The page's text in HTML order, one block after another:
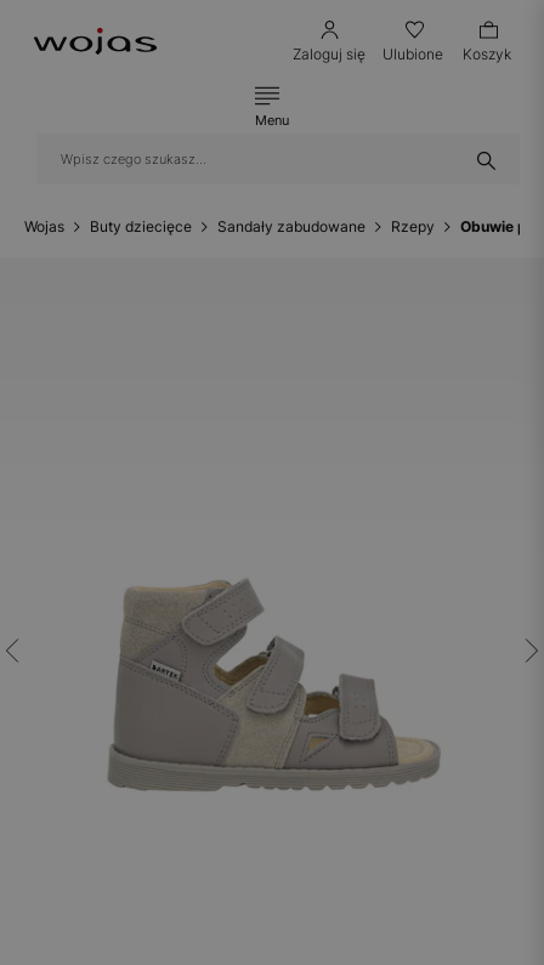
Zaloguj się Ulubione Koszyk
Menu
Wojas Buty dziecięce Sandały zabudowane Rzepy Obuwie